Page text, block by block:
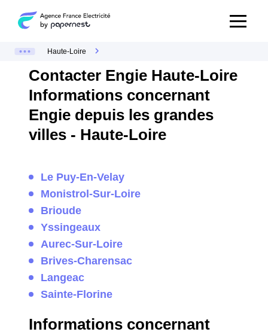
Haute-Loire
Contacter Engie Haute-Loire
Informations concernant
Engie depuis les grandes
villes - Haute-Loire
Le Puy-En-Velay
Monistrol-Sur-Loire
Brioude
Yssingeaux
Aurec-Sur-Loire
Brives-Charensac
Langeac
Sainte-Florine
Informations concernant